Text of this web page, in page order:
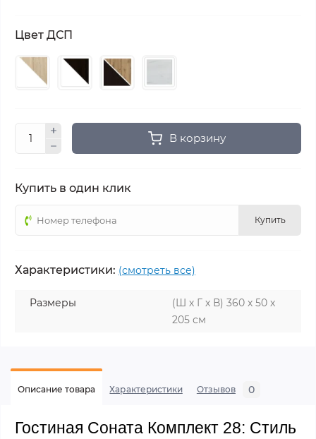
Цвет ДСП
В корзину
Купить в один клик
Купить
Характеристики: (смотреть все)
Размеры
(Ш х Г х В) 360 х 50 х
205 см
Описание товара Характеристики Отзывов 0
Гостиная Соната Комплект 28: Стиль